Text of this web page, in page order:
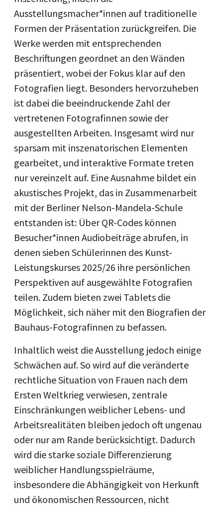
Ausstellungsmacher*innen auf traditionelle
Formen der Präsentation zurückgreifen. Die
Werke werden mit entsprechenden
Beschriftungen geordnet an den Wänden
präsentiert, wobei der Fokus klar auf den
Fotografien liegt. Besonders hervorzuheben
ist dabei die beeindruckende Zahl der
vertretenen Fotografinnen sowie der
ausgestellten Arbeiten. Insgesamt wird nur
sparsam mit inszenatorischen Elementen
gearbeitet, und interaktive Formate treten
nur vereinzelt auf. Eine Ausnahme bildet ein
akustisches Projekt, das in Zusammenarbeit
mit der Berliner Nelson-Mandela-Schule
entstanden ist: Über QR-Codes können
Besucher*innen Audiobeiträge abrufen, in
denen sieben Schülerinnen des Kunst-
Leistungskurses 2025/26 ihre persönlichen
Perspektiven auf ausgewählte Fotografien
teilen. Zudem bieten zwei Tablets die
Möglichkeit, sich näher mit den Biografien der
Bauhaus-Fotografinnen zu befassen.
Inhaltlich weist die Ausstellung jedoch einige
Schwächen auf. So wird auf die veränderte
rechtliche Situation von Frauen nach dem
Ersten Weltkrieg verwiesen, zentrale
Einschränkungen weiblicher Lebens- und
Arbeitsrealitäten bleiben jedoch oft ungenau
oder nur am Rande berücksichtigt. Dadurch
wird die starke soziale Differenzierung
weiblicher Handlungsspielräume,
insbesondere die Abhängigkeit von Herkunft
und ökonomischen Ressourcen, nicht